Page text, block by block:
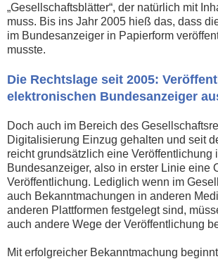
„Gesellschaftsblätter“, der natürlich mit
muss. Bis ins Jahr 2005 hieß das, dass
im Bundesanzeiger in Papierform
musste.
Die Rechtslage seit 2005:
elektronischen Bundesanzeiger
Doch auch im Bereich des
Digitalisierung Einzug gehalten und seit
reicht grundsätzlich eine Veröffentlichung
Bundesanzeiger, also in erster Linie eine
Veröffentlichung. Lediglich wenn im
auch Bekanntmachungen in anderen
anderen Plattformen festgelegt sind,
auch andere Wege der Veröffentlichung
Mit erfolgreicher Bekanntmachung